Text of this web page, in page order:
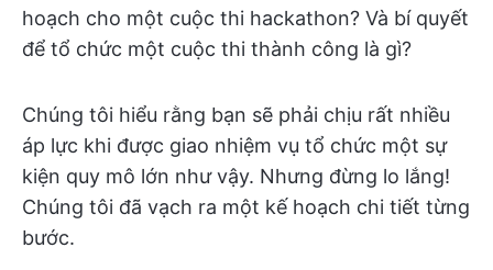
hoạch cho một cuộc thi hackathon? Và bí quyết
để tổ chức một cuộc thi thành công là gì?
Chúng tôi hiểu rằng bạn sẽ phải chịu rất nhiều
áp lực khi được giao nhiệm vụ tổ chức một sự
kiện quy mô lớn như vậy. Nhưng đừng lo lắng!
Chúng tôi đã vạch ra một kế hoạch chi tiết từng
bước.